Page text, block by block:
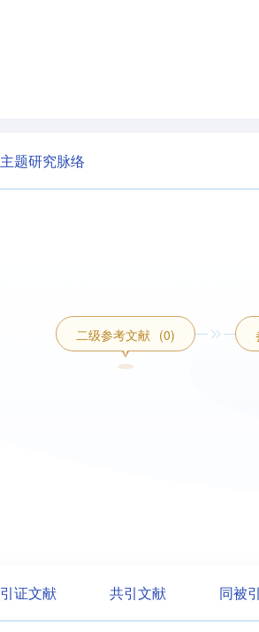
主题研究脉络
二级参考文献 (0)
引证文献 共引文献 同被